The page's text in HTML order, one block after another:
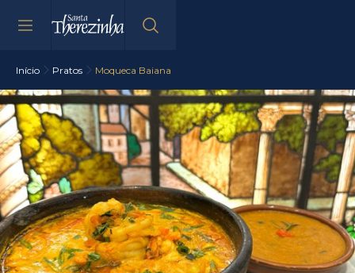
Início Pratos Moqueca Baiana